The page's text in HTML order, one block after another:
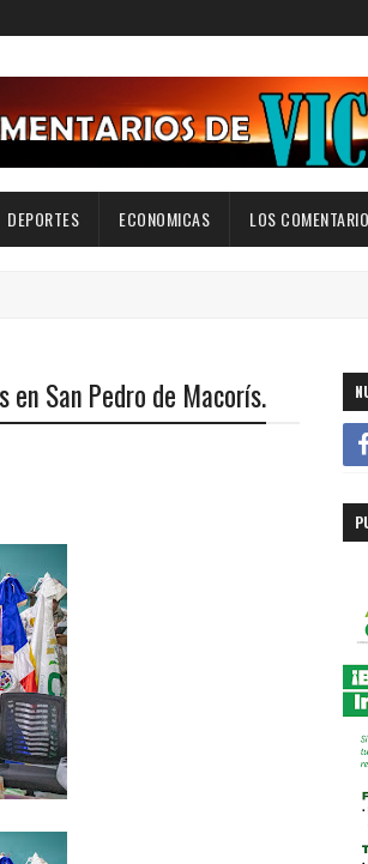
DEPORTES ECONOMICAS LOS
en San Pedro de Macorís.